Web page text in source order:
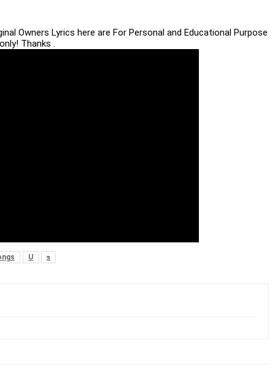
Owners Lyrics here are For Personal and Educational Purpose
only! Thanks .
U உ